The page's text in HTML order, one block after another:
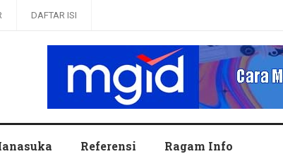
DAFTAR ISI
Referensi Ragam Info